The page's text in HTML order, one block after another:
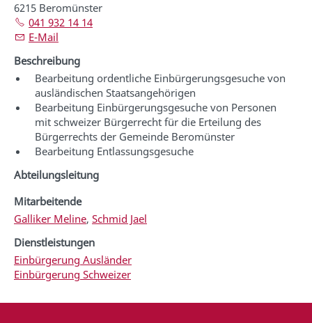
6215 Beromünster
041 932 14 14
E-Mail
Beschreibung
Bearbeitung ordentliche Einbürgerungsgesuche von
ausländischen Staatsangehörigen
Bearbeitung Einbürgerungsgesuche von Personen
mit schweizer Bürgerrecht für die Erteilung des
Bürgerrechts der Gemeinde Beromünster
Bearbeitung Entlassungsgesuche
Abteilungsleitung
Mitarbeitende
Galliker Meline, Schmid Jael
Dienstleistungen
Einbürgerung Ausländer
Einbürgerung Schweizer